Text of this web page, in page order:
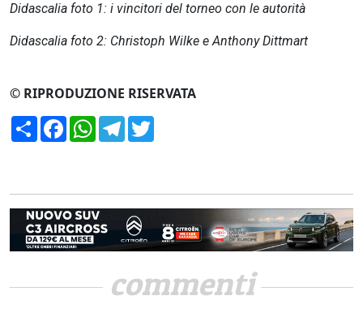
Didascalia foto 1: i vincitori del torneo con le autorità
Didascalia foto 2: Christoph Wilke e Anthony Dittmart
© RIPRODUZIONE RISERVATA
CondividiFacebookWhatsApp
Telegram
commenti